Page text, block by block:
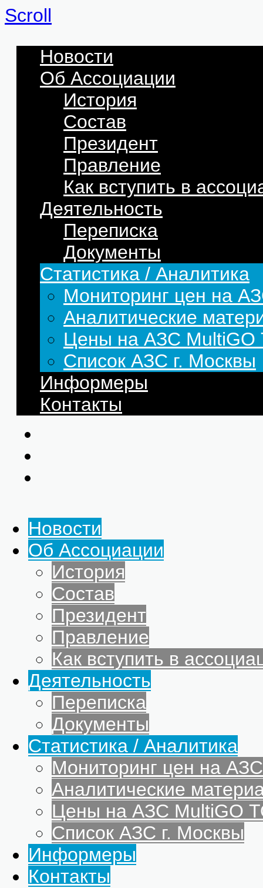
Scroll
Новости
Об Ассоциации
История
Состав
Президент
Правление
Как вступить в
Деятельность
Переписка
Документы
Статистика / Аналитика
Мониторинг цен на
Аналитические
Цены на АЗС
Список АЗС г. Москвы
Информеры
Контакты
Новости
Об Ассоциации
История
Состав
Президент
Правление
Как вступить в
Деятельность
Переписка
Документы
Статистика / Аналитика
Мониторинг цен на
Аналитические
Цены на АЗС MultiGO
Список АЗС г. Москвы
Информеры
Контакты